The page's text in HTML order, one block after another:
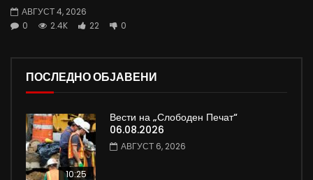
АВГУСТ 4, 2026
0
2.4K 22 0
ПОСЛЕДНО ОБЈАВЕНИ
10:25
Вести на „Слободен Печат“
06.08.2026
АВГУСТ 6, 2026